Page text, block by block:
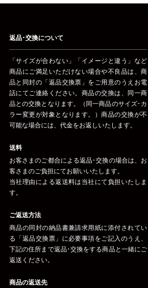
返品･交換について
「サイズが合わない」「イメージと違う」など
商品にご満足いただけない場合や不良品は、商
品と同封の「返品交換票」をご用意のうえお電
話にてご連絡ください。商品の交換は、同一商
品との交換となります。（同一商品のサイズ･カ
ラー変更が対象となります。）商品の交換が不
可能な場合には、代金をお返しいたします。
送料
お客さまのご都合による返品･交換の場合は、お
客さまのご負担にてお願いいたします。
当社理由による返送料は当社にて負担いたしま
す。
ご返送方法
商品の同封の納品書兼請求用紙に添付されてい
る「返品交換票」に必要事項をご記入のうえ、
下記の住所まで返品･交換をする商品と一緒にご
返送ください。
商品の返送先